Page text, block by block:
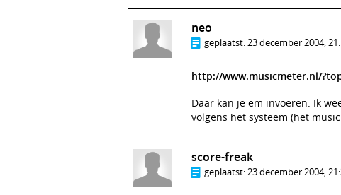
neo
geplaatst:23 december 2004,
http://www.musicmeter.nl/
Daar kan je em invoeren. Ik
volgens het systeem (het
score-freak
geplaatst:23 december 2004,